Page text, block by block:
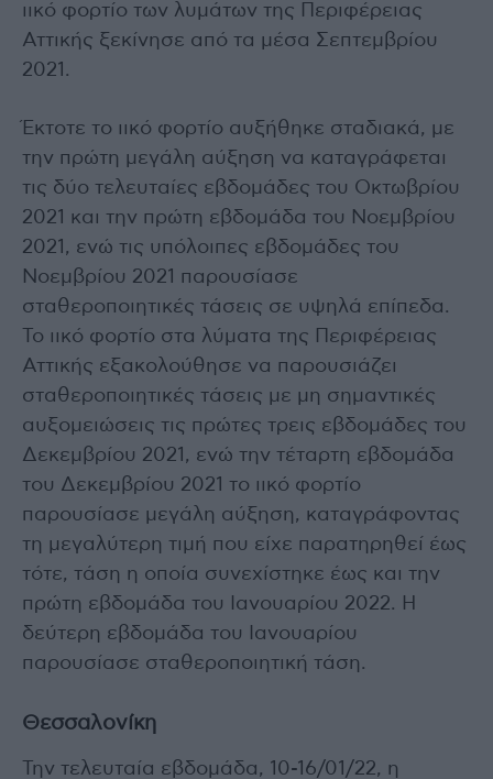
ιικό φορτίο των λυμάτων της Περιφέρειας
Αττικής ξεκίνησε από τα μέσα Σεπτεμβρίου
2021.
Έκτοτε το ιικό φορτίο αυξήθηκε σταδιακά, με
την πρώτη μεγάλη αύξηση να καταγράφεται
τις δύο τελευταίες εβδομάδες του Οκτωβρίου
2021 και την πρώτη εβδομάδα του Νοεμβρίου
2021, ενώ τις υπόλοιπες εβδομάδες του
Νοεμβρίου 2021 παρουσίασε
σταθεροποιητικές τάσεις σε υψηλά επίπεδα.
Το ιικό φορτίο στα λύματα της Περιφέρειας
Αττικής εξακολούθησε να παρουσιάζει
σταθεροποιητικές τάσεις με μη σημαντικές
αυξομειώσεις τις πρώτες τρεις εβδομάδες του
Δεκεμβρίου 2021, ενώ την τέταρτη εβδομάδα
του Δεκεμβρίου 2021 το ιικό φορτίο
παρουσίασε μεγάλη αύξηση, καταγράφοντας
τη μεγαλύτερη τιμή που είχε παρατηρηθεί έως
τότε, τάση η οποία συνεχίστηκε έως και την
πρώτη εβδομάδα του Ιανουαρίου 2022. Η
δεύτερη εβδομάδα του Ιανουαρίου
παρουσίασε σταθεροποιητική τάση.
Θεσσαλονίκη
Την τελευταία εβδομάδα, 10-16/01/22, η